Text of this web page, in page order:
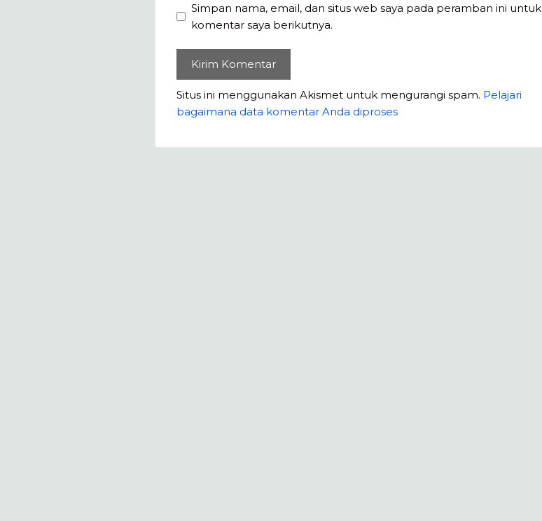
Simpan nama, email, dan situs web saya pada peramban ini untuk
komentar saya berikutnya.
Situs ini menggunakan Akismet untuk mengurangi spam. Pelajari
bagaimana data komentar Anda diproses